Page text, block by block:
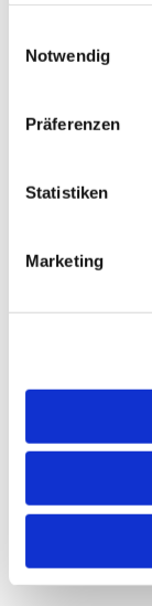
Notwendig
Präferenzen
Statistiken
Marketing